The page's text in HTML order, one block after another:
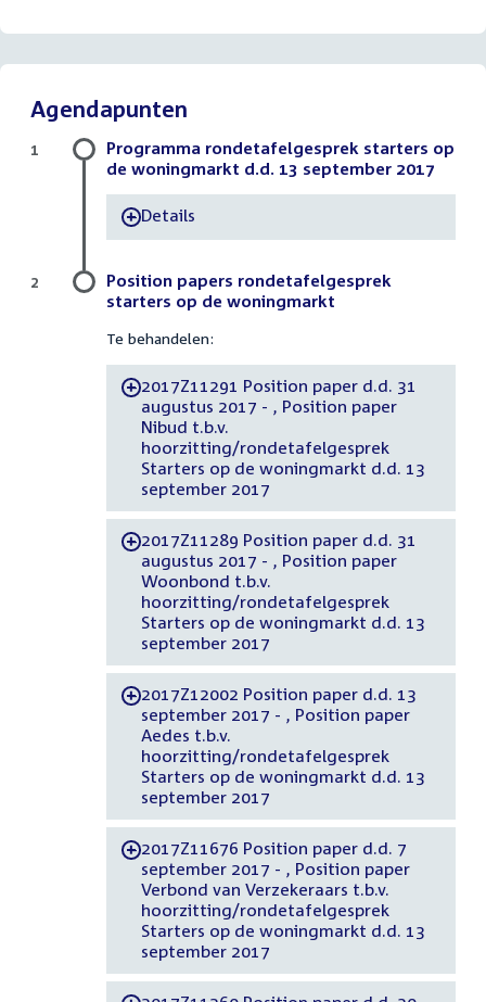
Agendapunten
Programma rondetafelgesprek starters op
de woningmarkt d.d. 13 september 2017
-Details
1
Position papers rondetafelgesprek
starters op de woningmarkt
Te behandelen:
-2017Z11291 Position paper d.d. 31
augustus 2017 - , Position paper
Nibud t.b.v.
hoorzitting/rondetafelgesprek
Starters op de woningmarkt d.d. 13
september 2017
-2017Z11289 Position paper d.d. 31
augustus 2017 - , Position paper
Woonbond t.b.v.
hoorzitting/rondetafelgesprek
Starters op de woningmarkt d.d. 13
september 2017
-2017Z12002 Position paper d.d. 13
september 2017 - , Position paper
Aedes t.b.v.
hoorzitting/rondetafelgesprek
Starters op de woningmarkt d.d. 13
september 2017
-2017Z11676 Position paper d.d. 7
september 2017 - , Position paper
Verbond van Verzekeraars t.b.v.
hoorzitting/rondetafelgesprek
Starters op de woningmarkt d.d. 13
september 2017
2